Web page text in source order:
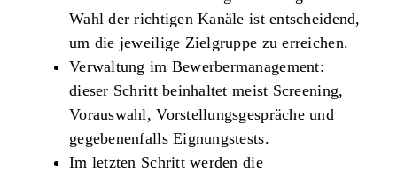
Wahl der richtigen Kanäle ist entscheidend,
um die jeweilige Zielgruppe zu erreichen.
Verwaltung im Bewerbermanagement:
dieser Schritt beinhaltet meist Screening,
Vorauswahl, Vorstellungsgespräche und
gegebenenfalls Eignungstests.
Im letzten Schritt werden die